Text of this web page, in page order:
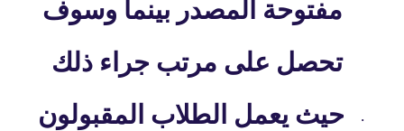
مفتوحة المصدر بينما وسوف
تحصل على مرتب جراء ذلك
·
حيث يعمل الطلاب المقبولون